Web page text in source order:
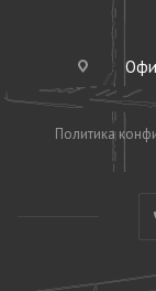
Политика